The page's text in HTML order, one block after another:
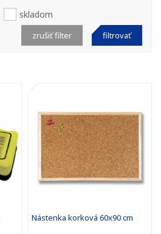
skladom
filtrovať
zrušiť filter
Nástenka korková 60x90 cm